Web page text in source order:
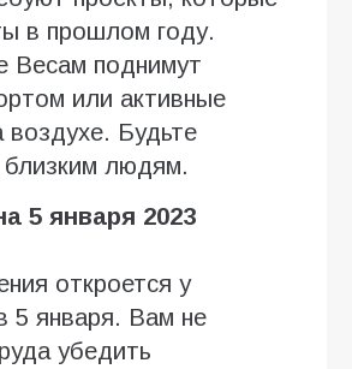
в прошлом году.
Весам поднимут
или активные
воздухе. Будьте
близким людям.
5 января 2023
откроется у
5 января. Вам не
убедить